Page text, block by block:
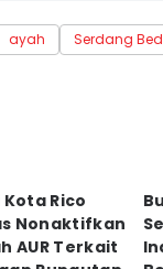
ayah Serdang
Rico
Nonaktifkan
AUR Terkait